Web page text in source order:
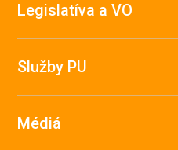
Legislatíva a VO
Služby PU
Médiá